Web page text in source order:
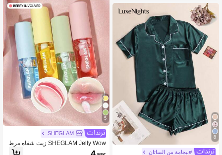
8
#بيجامة من الساتان
5
SHEGLAM
SHEGLAM Jelly Wow زيت شفاه مرط
ب-Berry Involved روج ملمع شفاه شفا